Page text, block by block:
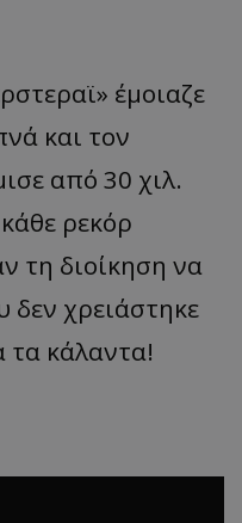
έμοιαζε
και τον
από 30 χιλ.
ρεκόρ
τη διοίκηση να
δεν χρειάστηκε
τα κάλαντα!